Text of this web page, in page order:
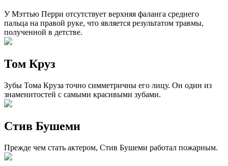
У Мэттью Перри отсутствует верхняя фаланга среднего
пальца на правой руке, что является результатом травмы,
полученной в детстве.
Том Круз
Зубы Тома Круза точно симметричны его лицу. Он один из
знаменитостей с самыми красивыми зубами.
Стив Бушеми
Прежде чем стать актером, Стив Бушеми работал пожарным.